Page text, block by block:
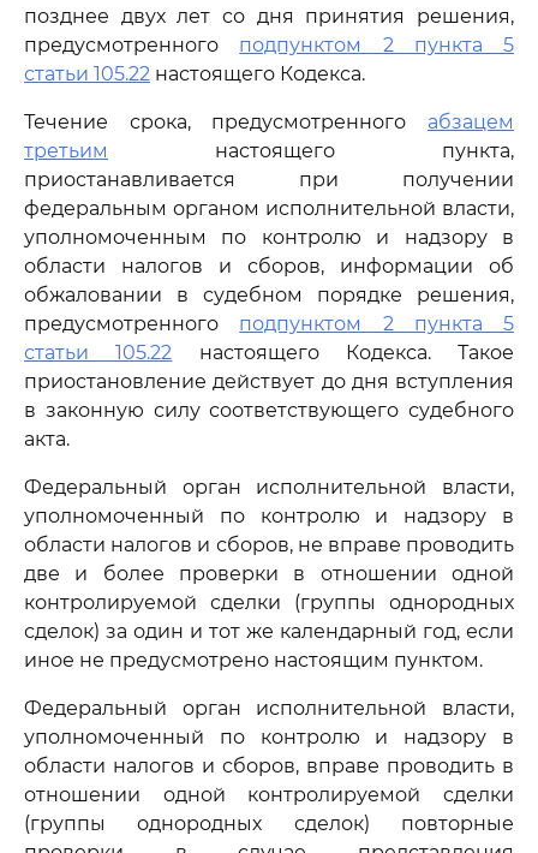
позднее двух лет со дня принятия решения,
предусмотренного подпунктом 2 пункта 5
статьи 105.22 настоящего Кодекса.
Течение срока, предусмотренного абзацем
третьим
настоящего пункта,
приостанавливается при получении
федеральным органом исполнительной власти,
уполномоченным по контролю и надзору в
области налогов и сборов, информации об
обжаловании в судебном порядке решения,
предусмотренного подпунктом 2 пункта 5
статьи 105.22 настоящего Кодекса. Такое
приостановление действует до дня вступления
в законную силу соответствующего судебного
акта.
Федеральный орган исполнительной власти,
уполномоченный по контролю и надзору в
области налогов и сборов, не вправе проводить
две и более проверки в отношении одной
контролируемой сделки (группы однородных
сделок) за один и тот же календарный год, если
иное не предусмотрено настоящим пунктом.
Федеральный орган исполнительной власти,
уполномоченный по контролю и надзору в
области налогов и сборов, вправе проводить в
отношении одной контролируемой сделки
(группы однородных сделок) повторные